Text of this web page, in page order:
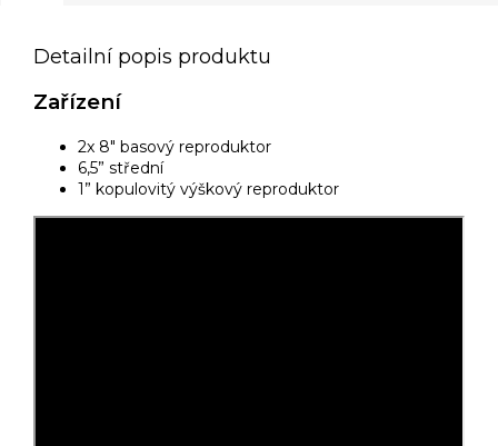
Detailní popis produktu
Zařízení
2x 8" basový reproduktor
6,5” střední
1” kopulovitý výškový reproduktor